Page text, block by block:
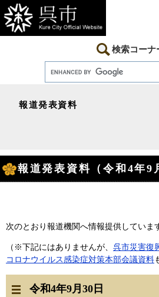
ー
ジ
の
ニ
ュ
ー
検索コーナ
報道発表資料
文
報道発表資料（令和4年9
次のとおり報道機関へ情報提供していま
（※下記にはありませんが、 呉市災害復
コロナウイルス感染症対策本部会議資料
令和4年9月30日